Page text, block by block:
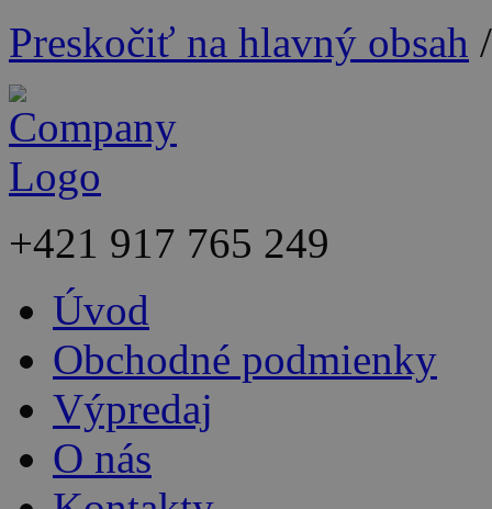
Preskočiť na hlavný obsah
+421 917 765 249
Úvod
Obchodné podmienky
Výpredaj
O nás